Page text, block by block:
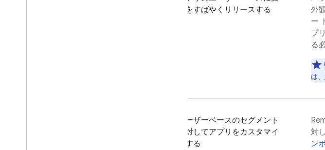
更をすばやくリリースする
外
ー
プ
る
は、
ユーザーベースのセグメント
に対してアプリをカスタマイ
ズする
対
ン